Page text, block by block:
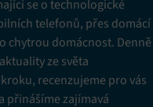
se o technologické
telefonů, přes domácí
chytrou domácnost. Denně
ze světa
recenzujeme pro vás
přinášíme zajímavá